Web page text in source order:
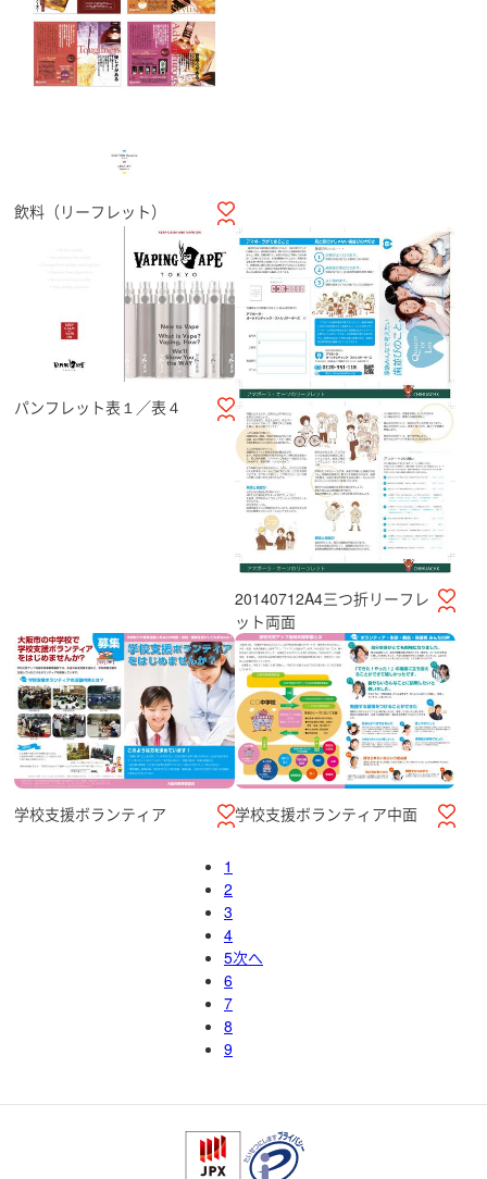
飲料（リーフレット）
パンフレット表１／表４
20140712A4三つ折リーフレ
ット両面
学校支援ボランティア 学校支援ボランティア中面
1
2
3
4
5
6
7
8
9
次へ